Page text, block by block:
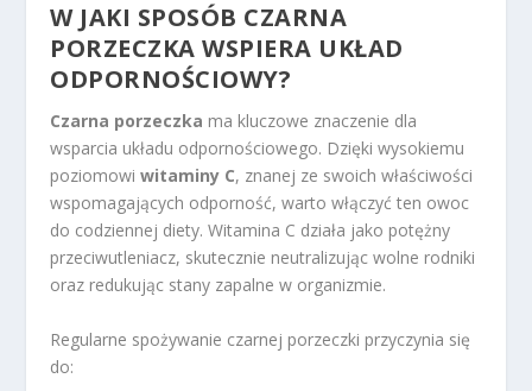
W JAKI SPOSÓB CZARNA
PORZECZKA WSPIERA UKŁAD
ODPORNOŚCIOWY?
Czarna porzeczka ma kluczowe znaczenie dla
wsparcia układu odpornościowego. Dzięki wysokiemu
poziomowiwitaminy C, znanej ze swoich właściwości
wspomagających odporność, warto włączyć ten owoc
do codziennej diety. Witamina C działa jako potężny
przeciwutleniacz, skutecznie neutralizując wolne rodniki
oraz redukując stany zapalne w organizmie.
Regularne spożywanie czarnej porzeczki przyczynia się
do: